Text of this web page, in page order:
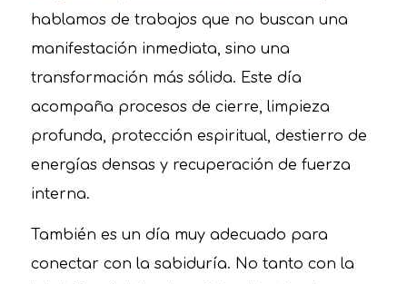
hablamos de trabajos que no buscan una
manifestación inmediata, sino una
transformación más sólida. Este día
acompaña procesos de cierre, limpieza
profunda, protección espiritual, destierro de
energías densas y recuperación de fuerza
interna.
También es un día muy adecuado para
conectar con la sabiduría. No tanto con la